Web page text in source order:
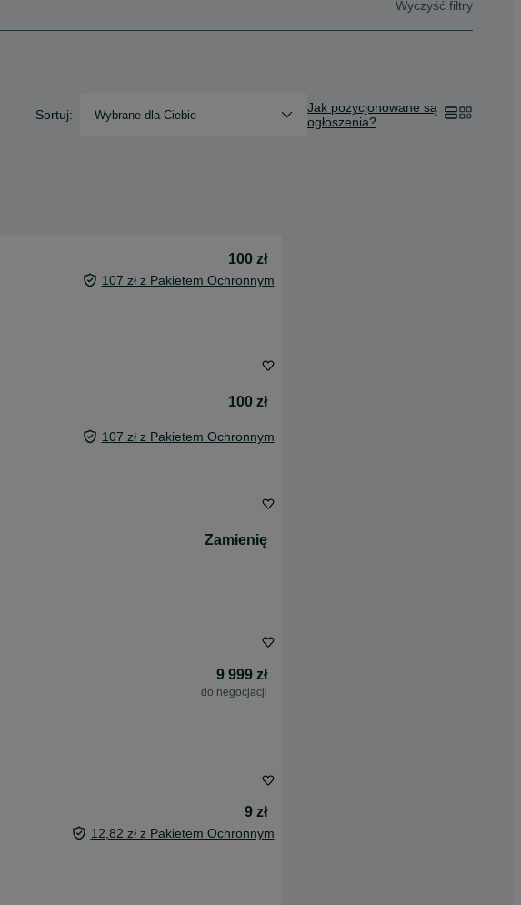
Wyczyść filtry
Sortuj: Wybrane dla Ciebie
Jak pozycjonowane są
ogłoszenia?
100 zł
107 zł z Pakietem Ochronnym
100 zł
107 zł z Pakietem Ochronnym
Zamienię
9 999 zł
do negocjacji
9 zł
12,82 zł z Pakietem Ochronnym